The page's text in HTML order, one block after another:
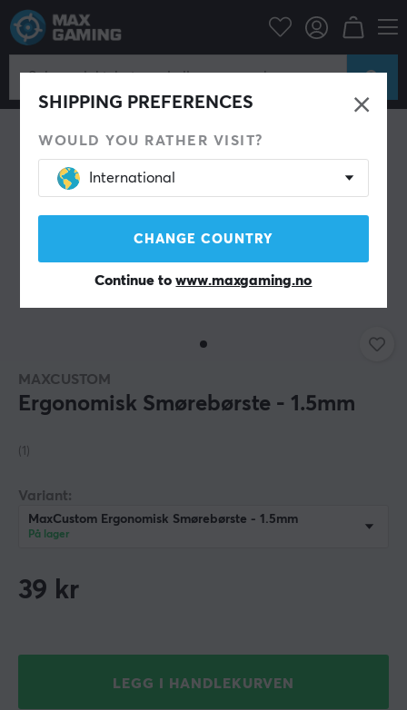
SHIPPING PREFERENCES
WOULD YOU RATHER VISIT?
International
CHANGE COUNTRY
Continue towww.maxgaming.no
Datatilbehør Custom keyboard Verktøy
MAXCUSTOM
Ergonomisk Smørebørste - 1.5mm
(1)
Variant:
MaxCustom Ergonomisk Smørebørste - 1.5mm
På lager
39 kr
LEGG I HANDLEKURVEN